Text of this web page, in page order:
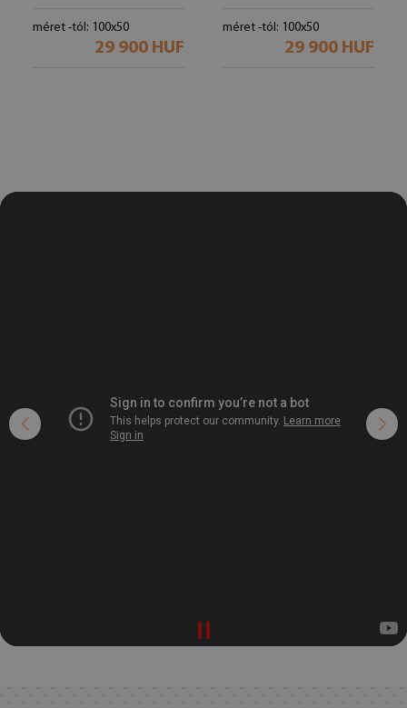
méret -tól: 100x50
29 900 HUF
méret -tól: 100x50
29 900 HUF